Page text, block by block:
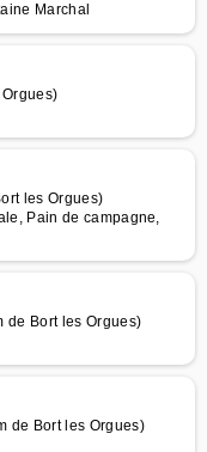
Marchal
les Orgues)
Pain de campagne,
de Bort les Orgues)
de Bort les Orgues)